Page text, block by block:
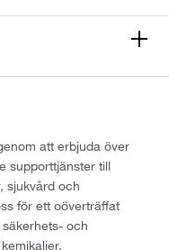
att erbjuda över
supporttjänster till
sjukvård och
för ett oöverträffat
och